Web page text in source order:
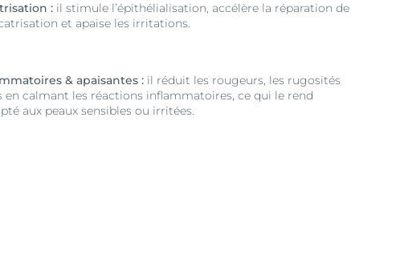
: il stimule l’épithélialisation, accélère la réparation de
et apaise les irritations.
& apaisantes : il réduit les rougeurs, les rugosités
en calmant les réactions inflammatoires, ce qui le rend
aux peaux sensibles ou irritées.